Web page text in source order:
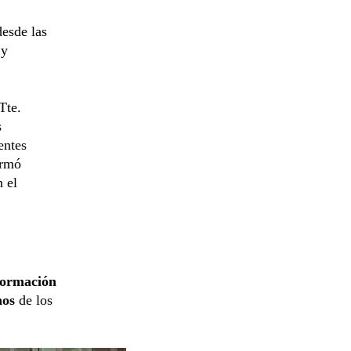
las
el
de los